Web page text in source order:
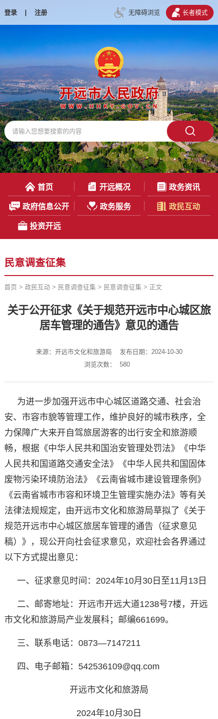
登录 | 注册 无障碍浏览 长者模式
首页 开远概况 政务资讯
政府信息公开 政务服务 政民互动
投资开远
民意调查征集
首页 > 政民互动 > 民意调查征集 > 民意调查征集 > 正文
关于公开征求《关于规范开远市中心城区旅
居车管理的通告》意见的通告
来源：开远市文化和旅游局
发布日期：2024-10-30
浏览次数：
580
为进一步加强开远市中心城区道路交通、社会治
安、市容市貌等管理工作，维护良好的城市秩序，全
力保障广大来开自驾旅居游客的出行安全和旅游顺
畅，根据《中华人民共和国治安管理处罚法》《中华
人民共和国道路交通安全法》《中华人民共和国固体
废物污染环境防治法》《云南省城市建设管理条例》
《云南省城市市容和环境卫生管理实施办法》等有关
法律法规规定，由开远市文化和旅游局草拟了《关于
规范开远市中心城区旅居车管理的通告（征求意见
稿）》，现公开向社会征求意见，欢迎社会各界通过
以下方式提出意见：
一、征求意见时间：2024年10月30日至11月13日
二、邮寄地址：开远市开远大道1238号7楼，开远
市文化和旅游局产业发展科；邮编661699。
三、联系电话：0873—7147211
四、电子邮箱：542536109@qq.com
开远市文化和旅游局
2024年10月30日